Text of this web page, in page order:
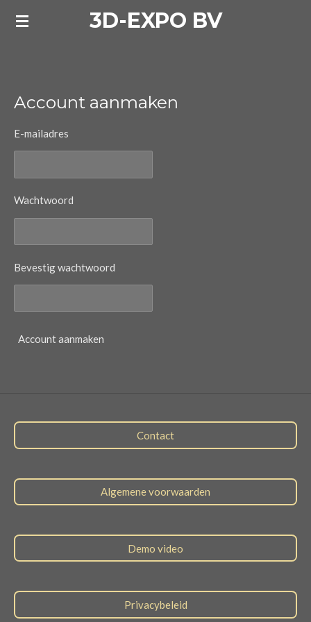
Ga
3D-EXPO BV
Account aanmaken
E-mailadres
Wachtwoord
Bevestig wachtwoord
Account aanmaken
Contact
Algemene voorwaarden
Demo video
Privacybeleid